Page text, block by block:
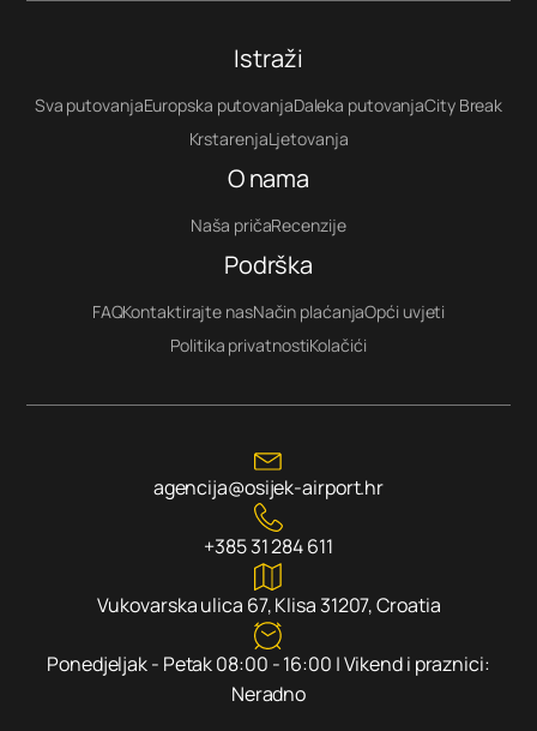
Istraži
Sva putovanjaEuropska putovanjaDaleka putovanjaCity Break
KrstarenjaLjetovanja
O nama
Naša pričaRecenzije
Podrška
FAQKontaktirajte nasNačin plaćanjaOpći uvjeti
Politika privatnostiKolačići
agencija@osijek-airport.hr
+385 31 284 611
Vukovarska ulica 67, Klisa 31207, Croatia
Ponedjeljak - Petak 08:00 - 16:00 | Vikend i praznici:
Neradno